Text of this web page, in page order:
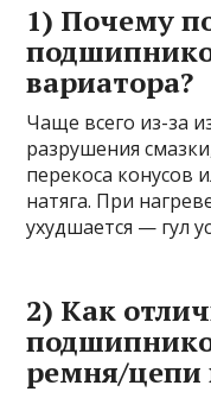
1) Почему
вариатора?
Чаще всего из-за
разрушения
перекоса конусов
натяга. При
ухудшается — гул
2) Как
ремня/цепи